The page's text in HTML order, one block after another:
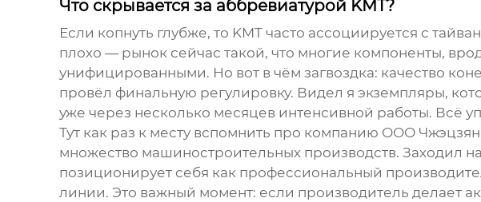
Что скрывается за аббревиатурой KMT?
Если копнуть глубже, то KMT часто ассоциируется с
плохо — рынок сейчас такой, что многие компоненты,
унифицированными. Но вот в чём загвоздка: качество
провёл финальную регулировку. Видел я экземпляры,
уже через несколько месяцев интенсивной работы. Всё
Тут как раз к месту вспомнить про компанию ООО
множество машиностроительных производств. Заходил
позиционирует себя как профессиональный
линии. Это важный момент: если производитель делает